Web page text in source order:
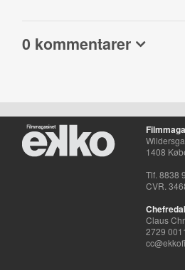
0 kommentarer
1408
Tlf. 8838
CVR.
Claus
2729 0011